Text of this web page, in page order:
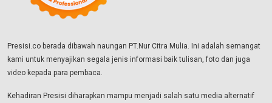
Presisi.co berada dibawah naungan PT.Nur Citra Mulia. Ini adalah semangat
kami untuk menyajikan segala jenis informasi baik tulisan, foto dan juga
video kepada para pembaca.
Kehadiran Presisi diharapkan mampu menjadi salah satu media alternatif